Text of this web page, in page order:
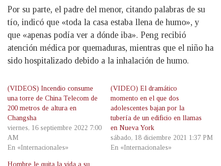
Por su parte, el padre del menor, citando palabras de su
tío, indicó que «toda la casa estaba llena de humo», y
que «apenas podía ver a dónde iba». Peng recibió
atención médica por quemaduras, mientras que el niño ha
sido hospitalizado debido a la inhalación de humo.
(VIDEOS) Incendio consume
una torre de China Telecom de
200 metros de altura en
Changsha
viernes, 16 septiembre 2022 7:00
AM
En «Internacionales»
(VIDEO) El dramático
momento en el que dos
adolescentes bajan por la
tubería de un edificio en llamas
en Nueva York
sábado, 18 diciembre 2021 1:37 PM
En «Internacionales»
Hombre le quita la vida a su